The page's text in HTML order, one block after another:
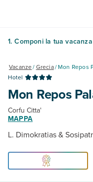
1. Componi la tua vacanza
Vacanze/Grecia/Mon Repos
Hotel
Mon Repos
Corfu Citta'
MAPPA
L. Dimokratias &